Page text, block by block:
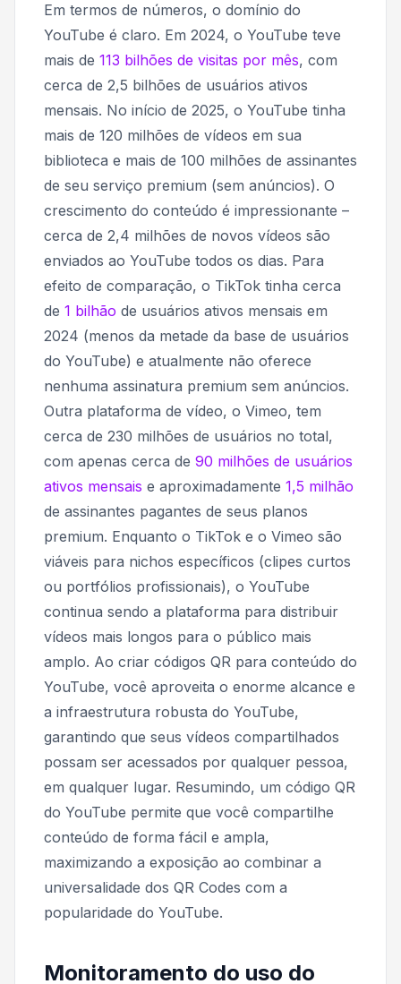
Em termos de números, o domínio do
YouTube é claro. Em 2024, o YouTube teve
mais de 113 bilhões de visitas por mês, com
cerca de 2,5 bilhões de usuários ativos
mensais. No início de 2025, o YouTube tinha
mais de 120 milhões de vídeos em sua
biblioteca e mais de 100 milhões de assinantes
de seu serviço premium (sem anúncios). O
crescimento do conteúdo é impressionante –
cerca de 2,4 milhões de novos vídeos são
enviados ao YouTube todos os dias. Para
efeito de comparação, o TikTok tinha cerca
de 1 bilhão de usuários ativos mensais em
2024 (menos da metade da base de usuários
do YouTube) e atualmente não oferece
nenhuma assinatura premium sem anúncios.
Outra plataforma de vídeo, o Vimeo, tem
cerca de 230 milhões de usuários no total,
com apenas cerca de 90 milhões de usuários
ativos mensais e aproximadamente 1,5 milhão
de assinantes pagantes de seus planos
premium. Enquanto o TikTok e o Vimeo são
viáveis ​​para nichos específicos (clipes curtos
ou portfólios profissionais), o YouTube
continua sendo a plataforma para distribuir
vídeos mais longos para o público mais
amplo. Ao criar códigos QR para conteúdo do
YouTube, você aproveita o enorme alcance e
a infraestrutura robusta do YouTube,
garantindo que seus vídeos compartilhados
possam ser acessados ​​por qualquer pessoa,
em qualquer lugar. Resumindo, um código QR
do YouTube permite que você compartilhe
conteúdo de forma fácil e ampla,
maximizando a exposição ao combinar a
universalidade dos QR Codes com a
popularidade do YouTube.
Monitoramento do uso do